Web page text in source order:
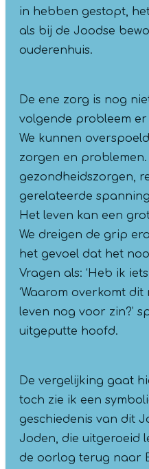
in hebben gestopt,
als bij de Joodse
ouderenhuis.
De ene zorg is nog
volgende probleem
We kunnen
zorgen en
gezondheidszorgen,
gerelateerde
Het leven kan een
We dreigen de grip
het gevoel dat het
Vragen als: ‘Heb ik
‘Waarom overkomt dit
leven nog voor zin?’
uitgeputte hoofd.
De vergelijking gaat
toch zie ik een
geschiedenis van dit
Joden, die uitgeroeid
de oorlog terug naar